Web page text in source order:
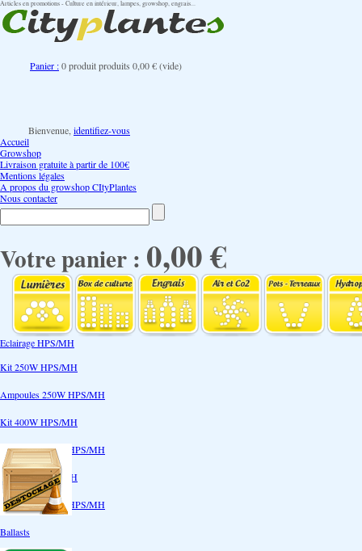
Articles en promotions - Culture en intérieur, lampes, growshop, engrais...
Panier :0produitproduits 0,00 €(vide)
Bienvenue, identifiez-vous
Accueil
Growshop
Livraison gratuite à partir de 100€
Mentions légales
A propos du growshop CItyPlantes
Nous contacter
Votre panier : 0,00 €
Eclairage HPS/MH
Kit 250W HPS/MH
Ampoules 250W HPS/MH
Kit 400W HPS/MH
Ampoules 400W HPS/MH
Kit 600W HPS/MH
Ampoules 600W HPS/MH
Ballasts